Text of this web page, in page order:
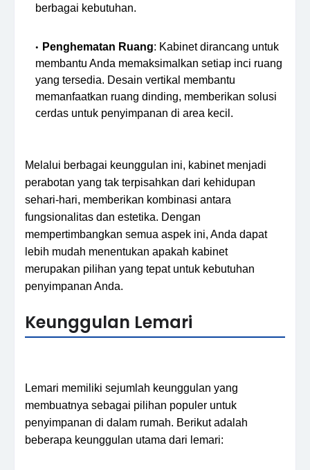
berbagai kebutuhan.
Penghematan Ruang: Kabinet dirancang untuk
membantu Anda memaksimalkan setiap inci ruang
yang tersedia. Desain vertikal membantu
memanfaatkan ruang dinding, memberikan solusi
cerdas untuk penyimpanan di area kecil.
Melalui berbagai keunggulan ini, kabinet menjadi
perabotan yang tak terpisahkan dari kehidupan
sehari-hari, memberikan kombinasi antara
fungsionalitas dan estetika. Dengan
mempertimbangkan semua aspek ini, Anda dapat
lebih mudah menentukan apakah kabinet
merupakan pilihan yang tepat untuk kebutuhan
penyimpanan Anda.
Keunggulan Lemari
Lemari memiliki sejumlah keunggulan yang
membuatnya sebagai pilihan populer untuk
penyimpanan di dalam rumah. Berikut adalah
beberapa keunggulan utama dari lemari: